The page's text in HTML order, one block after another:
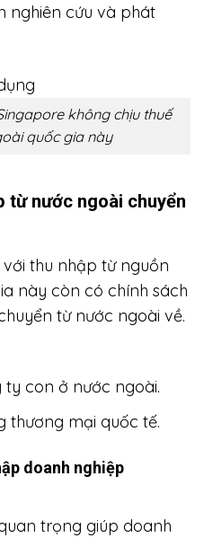
nghiên cứu và phát
không chịu thuế
quốc gia này
từ nước ngoài chuyển
thu nhập từ nguồn
này còn có chính sách
từ nước ngoài về.
con ở nước ngoài.
thương mại quốc tế.
doanh nghiệp
trọng giúp doanh